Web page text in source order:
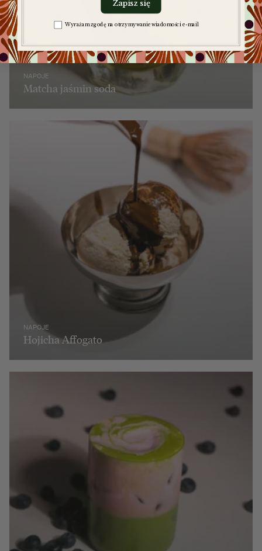
NAPOJE
Matcha jaśmin soda
NAPOJE
Hojicha Affogato
Zapisz się
Zgoda na komunikację
Wyrażam zgodę na otrzymywanie wiadomości e-mail